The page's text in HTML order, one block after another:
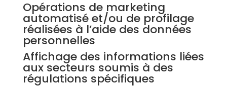
Opérations de marketing
automatisé et/ou de profilage
réalisées à l’aide des données
personnelles
Affichage des informations liées
aux secteurs soumis à des
régulations spécifiques